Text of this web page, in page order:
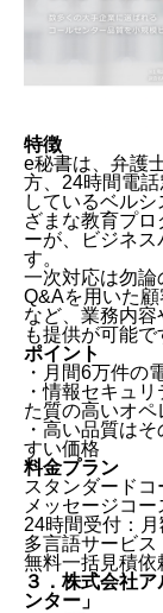
特徴
e秘書は、弁護
方、24時間電
しているベル
ざまな教育プ
ーが、ビジネス
す。
一次対応は勿論
Q&Aを用いた
など、業務内
も提供が可能で
ポイント
・月間6万件の
・情報セキュ
た質の高いオペ
・高い品質は
すい価格
料金プラン
スタンダード
メッセージコ
24時間受付：
多言語サービ
無料一括見積依
３．株式会社
ンター」